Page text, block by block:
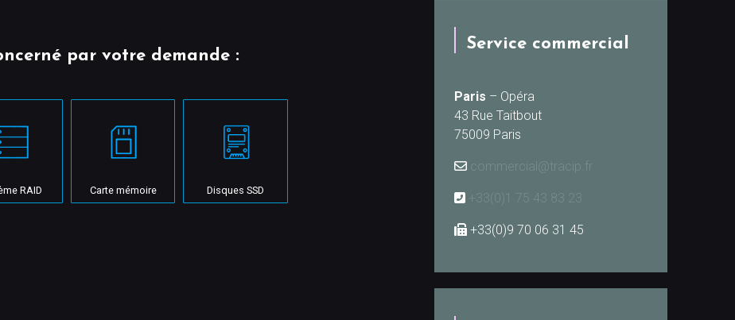
par votre demande :
RAID Carte mémoire Disques SSD
Service commercial
Paris – Opéra
43 Rue Taitbout
75009 Paris
commercial@tracip.fr
+33(0)1 75 43 83 23
+33(0)9 70 06 31 45